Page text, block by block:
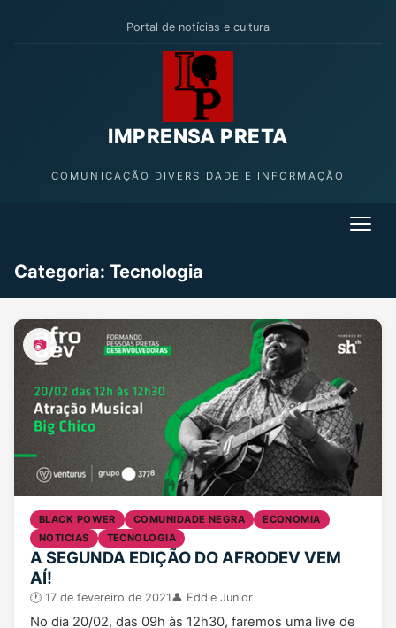
Portal de notícias e cultura
IMPRENSA PRETA
COMUNICAÇÃO DIVERSIDADE E INFORMAÇÃO
Categoria: Tecnologia
BLACK POWER COMUNIDADE NEGRA
ECONOMIA
NOTICIAS
TECNOLOGIA
A SEGUNDA EDIÇÃO DO AFRODEV VEM
AÍ!
17 de fevereiro de 2021 Eddie Junior
No dia 20/02, das 09h às 12h30, faremos uma live de